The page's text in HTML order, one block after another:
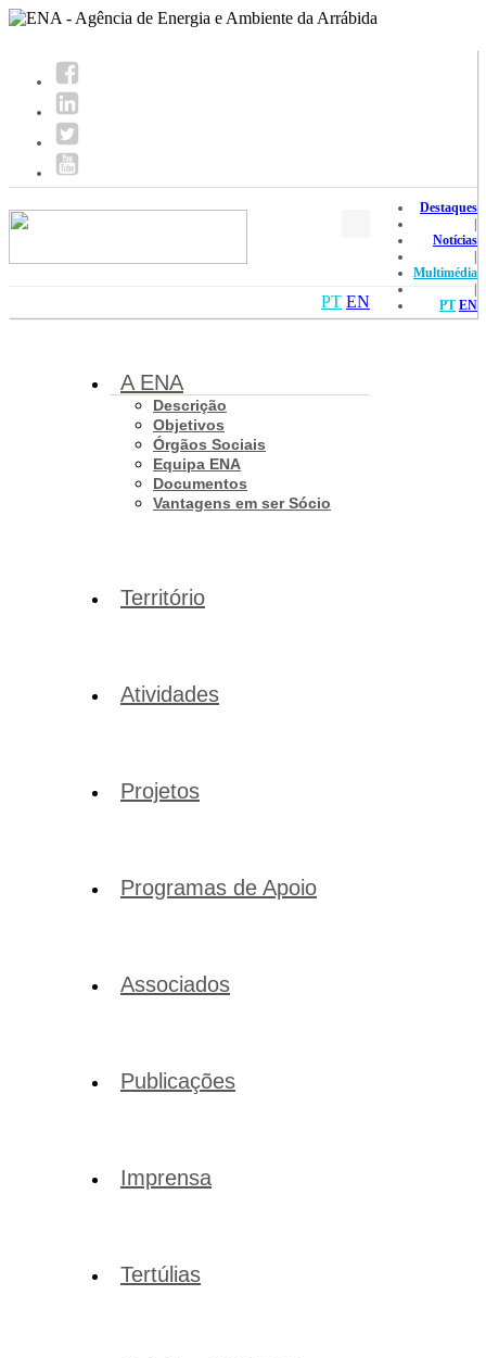
Destaques
Notícias
Multimédia
PT EN
PT EN
A ENA
Descrição
Objetivos
Órgãos Sociais
Equipa ENA
Documentos
Vantagens em ser Sócio
Território
Atividades
Projetos
Programas de Apoio
Associados
Publicações
Imprensa
Tertúlias